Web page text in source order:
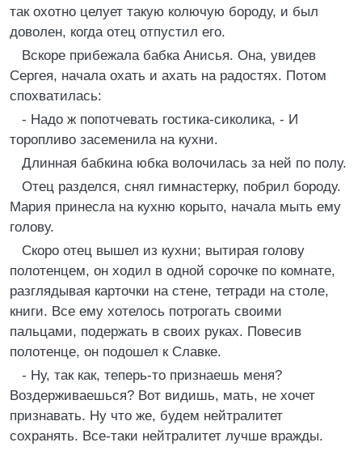
так охотно целует такую колючую бороду, и был
доволен, когда отец отпустил его.
Вскоре прибежала бабка Анисья. Она, увидев
Сергея, начала охать и ахать на радостях. Потом
спохватилась:
- Надо ж попотчевать гостика-сиколика, - И
торопливо засеменила на кухни.
Длинная бабкина юбка волочилась за ней по полу.
Отец разделся, снял гимнастерку, побрил бороду.
Мария принесла на кухню корыто, начала мыть ему
голову.
Скоро отец вышел из кухни; вытирая голову
полотенцем, он ходил в одной сорочке по комнате,
разглядывая карточки на стене, тетради на столе,
книги. Все ему хотелось потрогать своими
пальцами, подержать в своих руках. Повесив
полотенце, он подошел к Славке.
- Ну, так как, теперь-то признаешь меня?
Воздерживаешься? Вот видишь, мать, не хочет
признавать. Ну что же, будем нейтралитет
сохранять. Все-таки нейтралитет лучше вражды.